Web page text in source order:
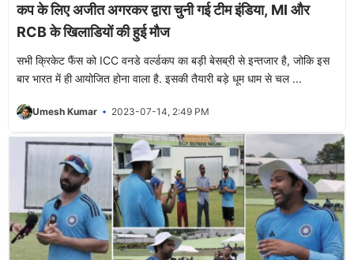
कप के लिए अजीत अगरकर द्वारा चुनी गई टीम इंडिया, MI और
RCB के खिलाडियों की हुई मौज
सभी क्रिकेट फैंस को ICC वनडे वर्ल्डकप का बड़ी बेसब्री से इन्तजार है, जोकि इस
बार भारत में ही आयोजित होना वाला है. इसकी तैयारी बड़े धूम धाम से चल ...
Umesh Kumar 2023-07-14, 2:49 PM